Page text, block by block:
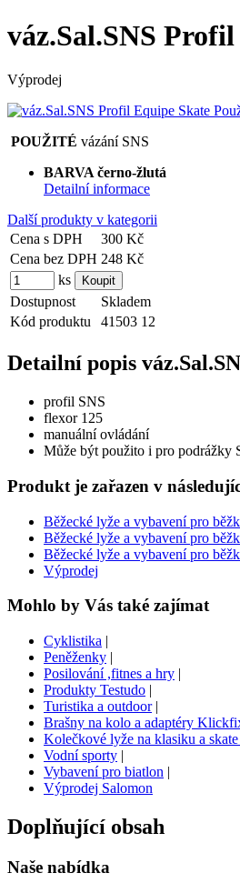
váz.Sal.SNS
Výprodej
POUŽITÉ vázání SNS
BARVA černo-žlutá
Detailní informace
Další produkty v kategorii
Cena s DPH
300 Kč
Cena bez DPH 248 Kč
ks
Dostupnost
Skladem
Kód produktu
41503 12
Detailní popis
profil SNS
flexor 125
manuální ovládání
Může být použito i pro podrážky
Produkt je zařazen v
Běžecké lyže a vybavení pro
Běžecké lyže a vybavení pro
Běžecké lyže a vybavení pro
Výprodej
Mohlo by Vás také zajímat
Cyklistika |
Peněženky |
Posilování ,fitnes a hry |
Produkty Testudo |
Turistika a outdoor|
Brašny na kolo a adaptéry
Kolečkové lyže na klasiku a
Vodní sporty |
Vybavení pro biatlon |
Výprodej Salomon
Doplňující obsah
Naše nabídka